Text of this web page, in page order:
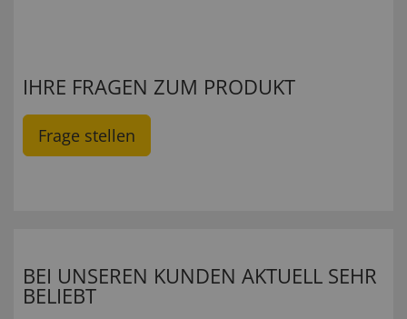
IHRE FRAGEN ZUM PRODUKT
Frage stellen
BEI UNSEREN KUNDEN AKTUELL SEHR
BELIEBT